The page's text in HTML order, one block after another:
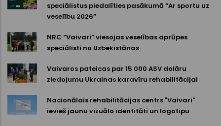
speciālistus piedalīties pasākumā “Ar sportu uz
veselību 2026”
NRC “Vaivari” viesojas veselības aprūpes
speciālisti no Uzbekistānas
Vaivaros pateicas par 15 000 ASV dolāru
ziedojumu Ukrainas karavīru rehabilitācijai
Nacionālais rehabilitācijas centrs "Vaivari"
ievieš jaunu vizuālo identitāti un logotipu